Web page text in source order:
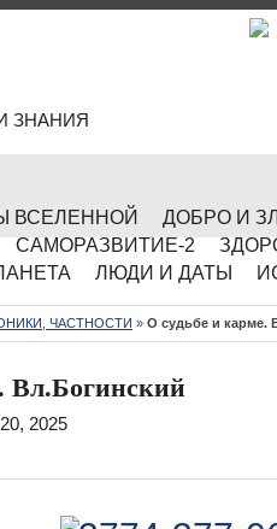
ЗНАНИЯ
ВСЕЛЕННОЙ
ДОБРО И
САМОРАЗВИТИЕ-2
ЛЮДИ И ДАТЫ
ЧАСТНОСТИ » О судьбе и карме.
Вл.Богинский
2025